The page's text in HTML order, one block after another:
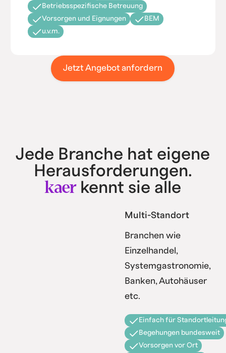
Betriebsspezifische Betreuung
Vorsorgen und Eignungen
BEM
u.v.m.
Jetzt Angebot anfordern
Jede Branche hat eigene
Herausforderungen.
kaerkennt sie alle
Multi-Standort
Branchen wie
Einzelhandel,
Systemgastronomie,
Banken, Autohäuser
etc.
Einfach für
Begehungen bundesweit
Vorsorgen vor Ort